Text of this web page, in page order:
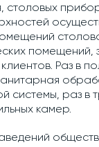
столовых
помещений,
Раз в
системы, раз в
камер.